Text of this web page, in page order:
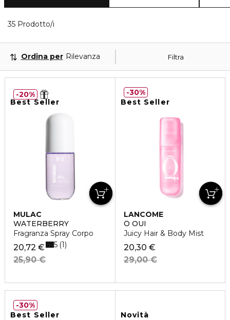
35 Prodotto/i
Filtra
Ordina per Rilevanza
Best Seller
MULAC
WATERBERRY
Fragranza Spray Corpo
20,72 €
25,90 €
5 1
20%
Best Seller
LANCÔME
Ô OUI
Juicy Hair & Body Mist
20,30 €
29,00 €
30%
Best Seller
30%
Novità